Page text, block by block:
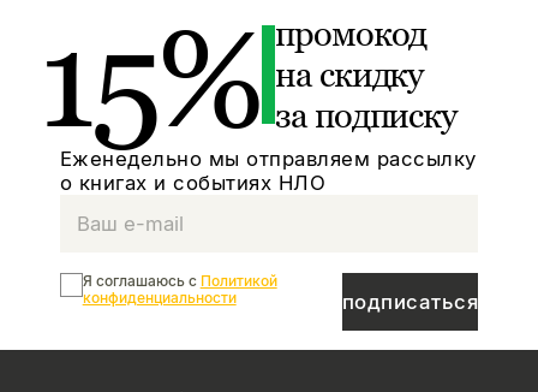
15% промокод
на скидку
за подписку
Еженедельно мы отправляем рассылку
о книгах и событиях НЛО
подписаться
Я соглашаюсь с Политикой
конфиденциальности